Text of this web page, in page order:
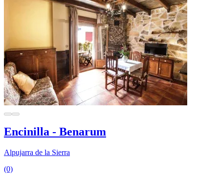
Encinilla - Benarum
Alpujarra de la Sierra
(0)